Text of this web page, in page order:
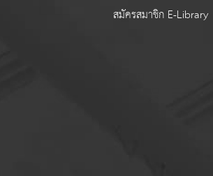
สมัครสมาชิก E-Library